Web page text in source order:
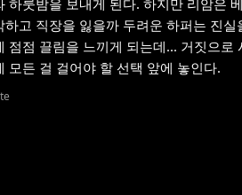
하룻밤을 보내게 된다. 하지만 리암은
고 직장을 잃을까 두려운 하퍼는 진실
점점 끌림을 느끼게 되는데... 거짓으로